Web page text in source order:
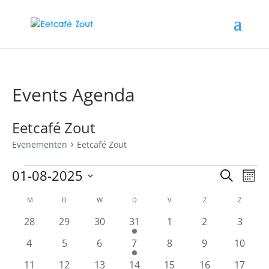
Events Agenda
Eetcafé Zout
Evenementen Eetcafé Zout
Evenementen Zoeken
01-08-2025
datum.
Kalender
van
M MAANDAG
D W WOENSDAG
DDONDERDAG
VVRIJDAG ZZATERDAGZ
0
28
0
29
0
evenementen
30
1
evenement
31
0
1
0
2
0
3
0
4
0
5
0
evenementen
6
1
evenement
7
0
8
0
9
0
10
0
11
0
12
0
13
1
14
0
15
0
16
0
17